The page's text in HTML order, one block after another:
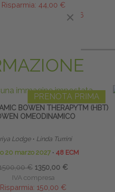
Risparmia: 44,00 €
entro il 06/12/2026
PRENOTA PRIMA
BOWEN THERAPYTM (HBT)
OMEODINAMICO
Lodge ∙ Linda Turrini
20 marzo 2027 ∙ 48 ECM
€ 1350,00 €
IVA compresa
Risparmia: 150,00 €
×
×